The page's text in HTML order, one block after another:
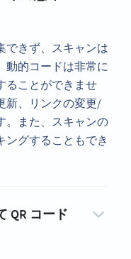
できず、スキャンは
動的コードは非常に
ることができませ
新、リンクの変更/
。また、スキャンの
ングすることもでき
QR コード